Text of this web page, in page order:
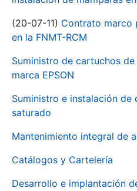
(20-07-11) Contrato marco
en la FNMT-RCM
Suministro de cartuchos
marca EPSON
Suministro e instalación de
saturado
Mantenimiento integral de
Catálogos y Cartelería
Desarrollo e implantación